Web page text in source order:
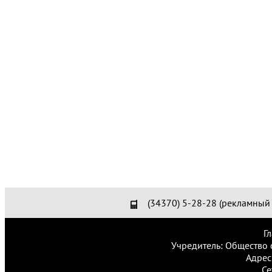
(34370) 5-28-28 (рекламный
Учредитель: Общество